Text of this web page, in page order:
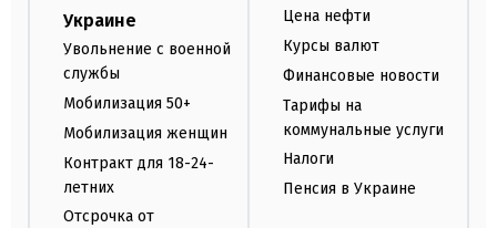
Украине
Увольнение с военной
службы
Мобилизация 50+
Мобилизация женщин
Контракт для 18-24-
летних
Отсрочка от
Цена нефти
Курсы валют
Финансовые новости
Тарифы на
коммунальные услуги
Налоги
Пенсия в Украине